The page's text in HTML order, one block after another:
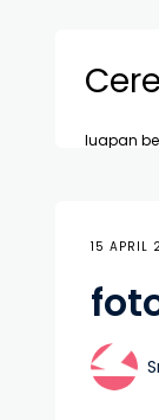
luapan
15 APRIL